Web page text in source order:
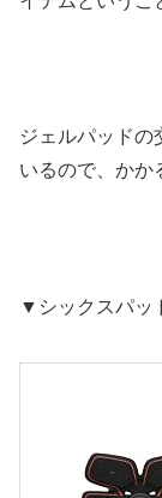
ジェルパッドの
いるので、かか
▼シックスパッ